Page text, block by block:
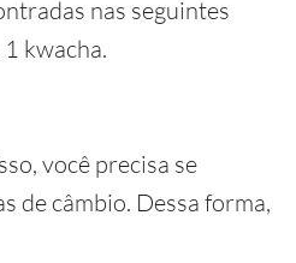
nas seguintes
kwacha.
você precisa se
de câmbio. Dessa forma,